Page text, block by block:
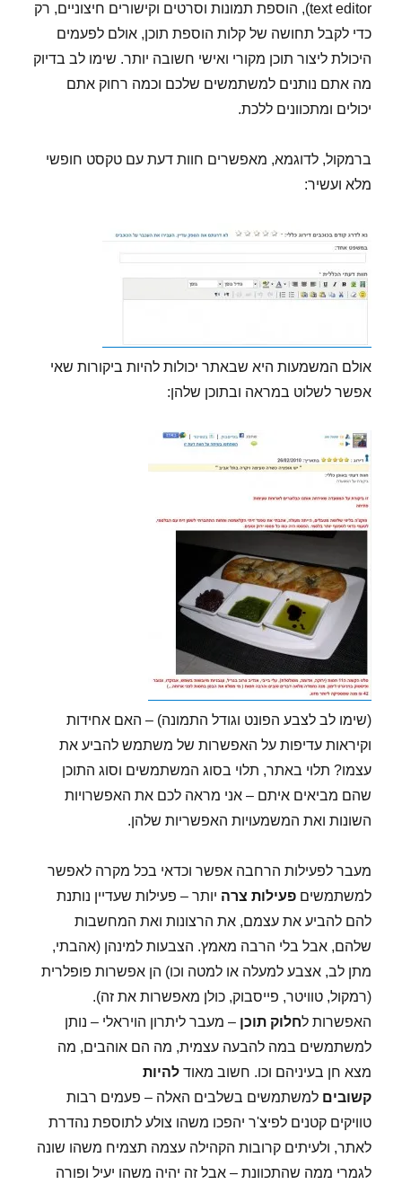
text editor), הוספת תמונות וסרטים וקישורים חיצוניים, רק
כדי לקבל תחושה של קלות הוספת תוכן, אולם לפעמים
היכולת ליצור תוכן מקורי ואישי חשובה יותר. שימו לב בדיוק
מה אתם נותנים למשתמשים שלכם וכמה רחוק אתם
יכולים ומתכוונים ללכת.
ברמקול, לדוגמא, מאפשרים חוות דעת עם טקסט חופשי
מלא ועשיר:
אולם המשמעות היא שבאתר יכולות להיות ביקורות שאי
אפשר לשלוט במראה ובתוכן שלהן:
(שימו לב לצבע הפונט וגודל התמונה) – האם אחידות
וקיראות עדיפות על האפשרות של משתמש להביע את
עצמו? תלוי באתר, תלוי בסוג המשתמשים וסוג התוכן
שהם מביאים איתם – אני מראה לכם את האפשרויות
השונות ואת המשמעויות האפשריות שלהן.
מעבר לפעילות הרחבה אפשר וכדאי בכל מקרה לאפשר
למשתמשיםפעילות צרה יותר – פעילות שעדיין נותנת
להם להביע את עצמם, את הרצונות ואת המחשבות
שלהם, אבל בלי הרבה מאמץ. הצבעות למינהן (אהבתי,
מתן לב, אצבע למעלה או למטה וכו) הן אפשרות פופלרית
(רמקול, טוויטר, פייסבוק, כולן מאפשרות את זה).
האפשרות לחלוק תוכן – מעבר ליתרון הויראלי – נותן
למשתמשים במה להבעה עצמית, מה הם אוהבים, מה
מצא חן בעיניהם וכו. חשוב מאודלהיות
קשובים למשתמשים בשלבים האלה – פעמים רבות
טוויקים קטנים לפיצ'ר יהפכו משהו צולע לתוספת נהדרת
לאתר, ולעיתים קרובות הקהילה עצמה תצמיח משהו שונה
לגמרי ממה שהתכוונת – אבל זה יהיה משהו יעיל ופורה